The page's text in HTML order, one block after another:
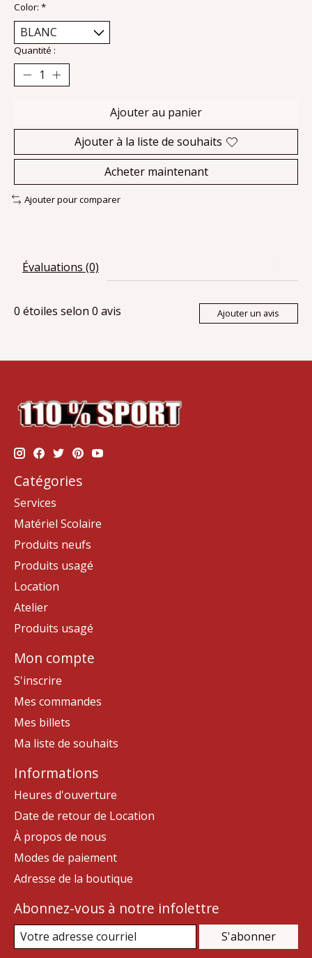
Color: *
Quantité :
Ajouter au panier
Ajouter à la liste de souhaits
Acheter maintenant
Ajouter pour comparer
Évaluations (0)
0 étoiles selon 0 avis Ajouter un avis
Catégories
Services
Matériel Scolaire
Produits neufs
Produits usagé
Location
Atelier
Produits usagé
Mon compte
S'inscrire
Mes commandes
Mes billets
Ma liste de souhaits
Informations
Heures d'ouverture
Date de retour de Location
À propos de nous
Modes de paiement
Adresse de la boutique
Abonnez-vous à notre infolettre
S'abonner